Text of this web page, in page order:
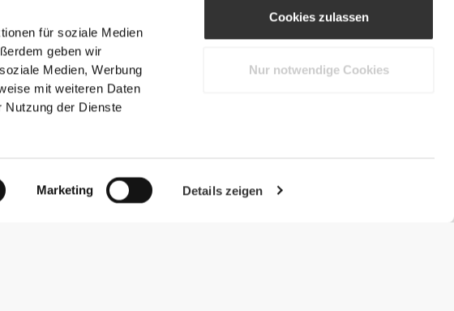
für soziale Medien
geben wir
Medien, Werbung
mit weiteren Daten
Nutzung der Dienste
Marketing Details zeigen
Cookies zulassen
Nur notwendige Cookies